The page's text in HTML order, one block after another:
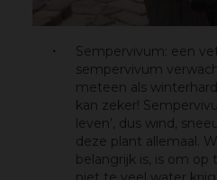
Sempervivum: een
sempervivum
meteen als
kan zeker!
leven’, dus wind,
deze plant allemaal.
belangrijk is, is om